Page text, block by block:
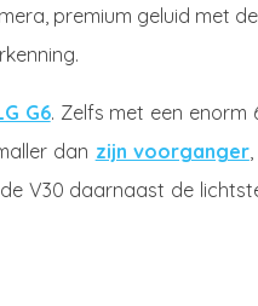
premium geluid met
G6. Zelfs met een enorm
dan zijn voorganger
V30 daarnaast de